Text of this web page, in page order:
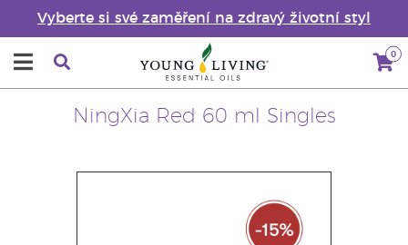
Vyberte si své zaměření na zdravý životní styl
0
NingXia Red 60 ml Singles